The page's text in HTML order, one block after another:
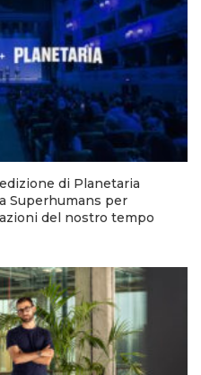
di Planetaria
Superhumans per
del nostro tempo